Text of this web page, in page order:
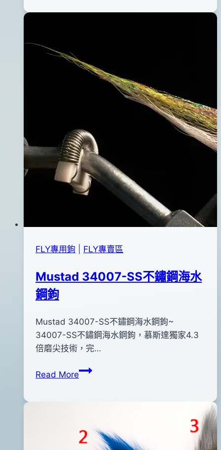
2016
FLY專用鉤 FLY專賣區
Mustad 34007-SS不鏽鋼海水
鋼鉤
Bybc
pro-
shop
2018
年
05
30
Mustad 34007-SS不鏽鋼海水鋼鉤~
34007-SS不鏽鋼海水鋼鉤，慕斯達獨家4.3
倍磨尖技術，完…
Read MoreMustad
鋼